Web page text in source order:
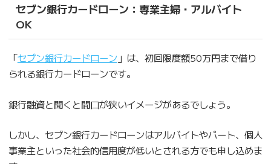
セブン銀行カードローン：専業主婦・アルバイト
OK
「セブン銀行カードローン 」は、初回限度額50万円まで借り
られる銀行カードローンです。
銀行融資と聞くと間口が狭いイメージがあるでしょう。
しかし、セブン銀行カードローンはアルバイトやパート、個人
事業主といった社会的信用度が低いとされる方でも申し込めま